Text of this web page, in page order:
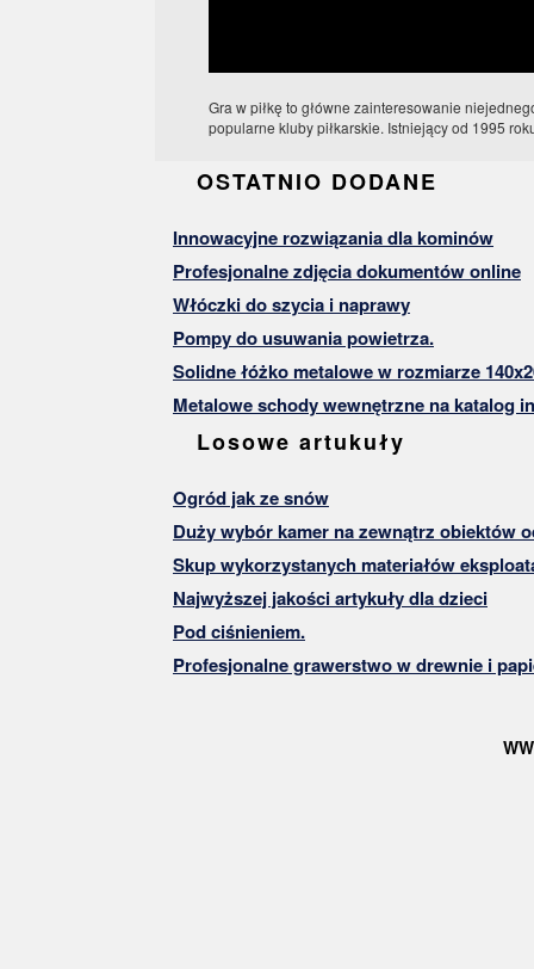
Gra w piłkę to główne zainteresowanie
popularne kluby piłkarskie. Istniejący od 1995
OSTATNIO DODANE
Innowacyjne rozwiązania dla kominów
Profesjonalne zdjęcia dokumentów online
Włóczki do szycia i naprawy
Pompy do usuwania powietrza.
Solidne łóżko metalowe w rozmiarze
Metalowe schody wewnętrzne na katalog
Losowe artukuły
Ogród jak ze snów
Duży wybór kamer na zewnątrz obiektów
Skup wykorzystanych materiałów
Najwyższej jakości artykuły dla dzieci
Pod ciśnieniem.
Profesjonalne grawerstwo w drewnie i